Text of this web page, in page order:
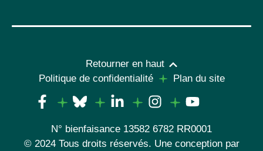
N° bienfaisance 13582 6782 RR0001
© 2024 Tous droits réservés. Une conception par
Retourner en haut
Politique de confidentialité
Plan du site